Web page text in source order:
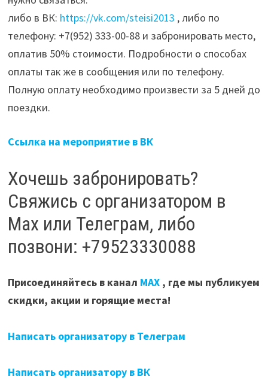
либо в ВК: https://vk.com/steisi2013 , либо по
телефону: +7(952) 333-00-88 и забронировать место,
оплатив 50% стоимости. Подробности о способах
оплаты так же в сообщения или по телефону.
Полную оплату необходимо произвести за 5 дней до
поездки.
Ссылка на мероприятие в ВК
Хочешь забронировать?
Свяжись с организатором в
Мах или Телеграм, либо
позвони: +79523330088
Присоединяйтесь в канал МАХ , где мы публикуем
скидки, акции и горящие места!
Написать организатору в Телеграм
Написать организатору в ВК